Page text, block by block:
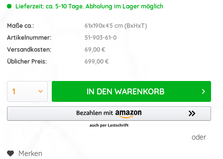
Lieferzeit: ca. 5-10 Tage. Abholung im Lager möglich
Maße ca.:
61x190x45 cm (BxHxT)
Artikelnummer:
51-903-61-0
Versandkosten:
69,00 €
Üblicher Preis:
699,00 €
IN DEN WARENKORB
oder
Merken